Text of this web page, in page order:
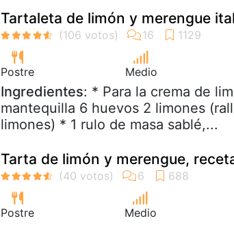
Tartaleta de limón y merengue
Postre Medio
Ingredientes: * Para la crema de
mantequilla 6 huevos 2 limones
limones) * 1 rulo de masa sablé,...
Tarta de limón y merengue,
Postre Medio